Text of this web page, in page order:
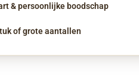
& persoonlijke boodschap
of grote aantallen